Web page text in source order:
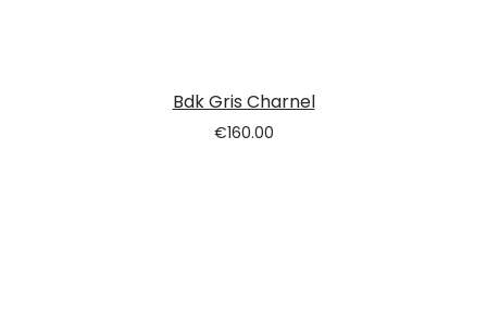
Bdk Gris Charnel
€160.00